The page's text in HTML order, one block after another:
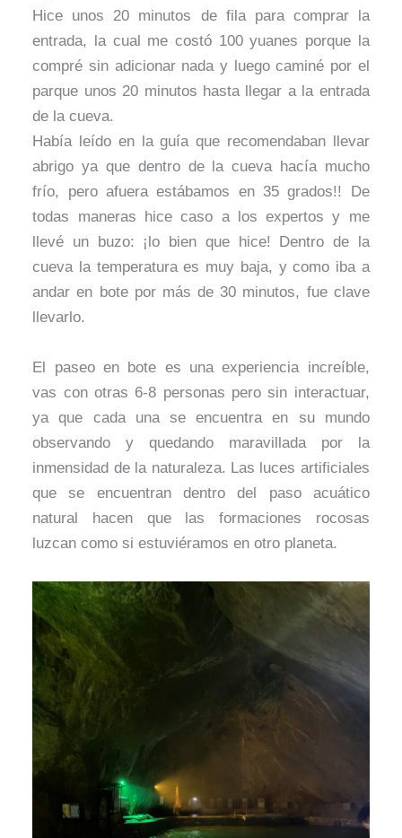
Hice unos 20 minutos de fila para comprar la
entrada, la cual me costó 100 yuanes porque la
compré sin adicionar nada y luego caminé por el
parque unos 20 minutos hasta llegar a la entrada
de la cueva.
Había leído en la guía que recomendaban llevar
abrigo ya que dentro de la cueva hacía mucho
frío, pero afuera estábamos en 35 grados!! De
todas maneras hice caso a los expertos y me
llevé un buzo: ¡lo bien que hice! Dentro de la
cueva la temperatura es muy baja, y como iba a
andar en bote por más de 30 minutos, fue clave
llevarlo.
El paseo en bote es una experiencia increíble,
vas con otras 6-8 personas pero sin interactuar,
ya que cada una se encuentra en su mundo
observando y quedando maravillada por la
inmensidad de la naturaleza. Las luces artificiales
que se encuentran dentro del paso acuático
natural hacen que las formaciones rocosas
luzcan como si estuviéramos en otro planeta.